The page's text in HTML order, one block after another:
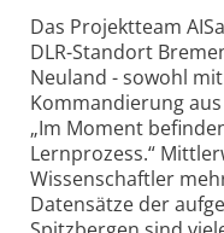
Das Projektteam
DLR-Standort
Neuland - sowohl
Kommandierung aus
„Im Moment
Lernprozess.“
Wissenschaftler
Datensätze der